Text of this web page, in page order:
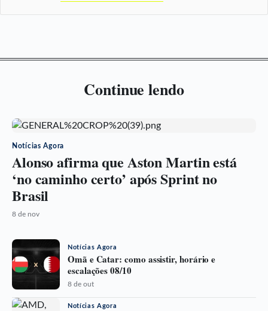
Continue lendo
Notícias Agora
Alonso afirma que Aston Martin está
‘no caminho certo’ após Sprint no
Brasil
8 de nov
Notícias Agora
Omã e Catar: como assistir, horário e
escalações 08/10
8 de out
Notícias Agora